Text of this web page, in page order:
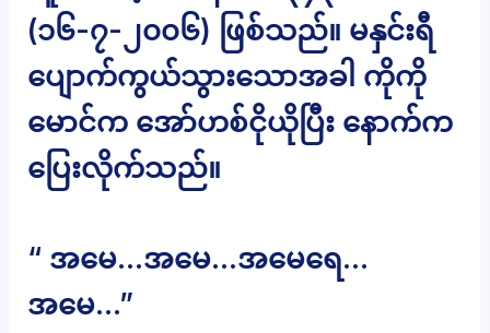
(၁၆-၇-၂၀၀၆) ဖြစ်သည်။ မနှင်းရီ
ပျောက်ကွယ်သွားသောအခါ ကိုကို
မောင်က အော်ဟစ်ငိုယိုပြီး နောက်က
ပြေးလိုက်သည်။
“ အမေ…အမေ…အမေရေ…
အမေ…”